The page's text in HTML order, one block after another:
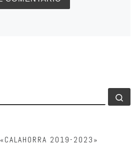
2019-2023»